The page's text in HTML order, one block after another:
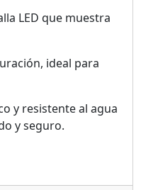
LED que muestra
ideal para
y resistente al agua
y seguro.